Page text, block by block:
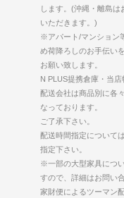
します。(沖縄・離島
いただきます。)
※アパート/マンション
め荷降ろしのお手伝い
お願い致します。
N PLUS提携倉庫・当
配送会社は商品別に各
なっております。
ご了承下さい。
配送時間指定について
指定下さい。
※一部の大型家具につ
すので、詳細はお問い
家財便によるツーマン